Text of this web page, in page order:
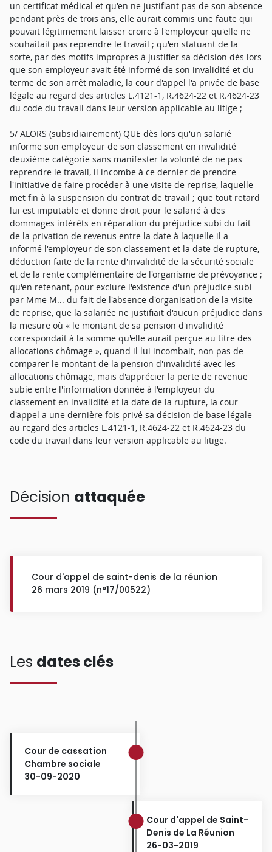
un certificat médical et qu'en ne justifiant pas de son absence
pendant près de trois ans, elle aurait commis une faute qui
pouvait légitimement laisser croire à l'employeur qu'elle ne
souhaitait pas reprendre le travail ; qu'en statuant de la
sorte, par des motifs impropres à justifier sa décision dès lors
que son employeur avait été informé de son invalidité et du
terme de son arrêt maladie, la cour d'appel l'a privée de base
légale au regard des articles L.4121-1, R.4624-22 et R.4624-23
du code du travail dans leur version applicable au litige ;
5/ ALORS (subsidiairement) QUE dès lors qu'un salarié
informe son employeur de son classement en invalidité
deuxième catégorie sans manifester la volonté de ne pas
reprendre le travail, il incombe à ce dernier de prendre
l'initiative de faire procéder à une visite de reprise, laquelle
met fin à la suspension du contrat de travail ; que tout retard
lui est imputable et donne droit pour le salarié à des
dommages intérêts en réparation du préjudice subi du fait
de la privation de revenus entre la date à laquelle il a
informé l'employeur de son classement et la date de rupture,
déduction faite de la rente d'invalidité de la sécurité sociale
et de la rente complémentaire de l'organisme de prévoyance ;
qu'en retenant, pour exclure l'existence d'un préjudice subi
par Mme M... du fait de l'absence d'organisation de la visite
de reprise, que la salariée ne justifiait d'aucun préjudice dans
la mesure où « le montant de sa pension d'invalidité
correspondait à la somme qu'elle aurait perçue au titre des
allocations chômage », quand il lui incombait, non pas de
comparer le montant de la pension d'invalidité avec les
allocations chômage, mais d'apprécier la perte de revenue
subie entre l'information donnée à l'employeur du
classement en invalidité et la date de la rupture, la cour
d'appel a une dernière fois privé sa décision de base légale
au regard des articles L.4121-1, R.4624-22 et R.4624-23 du
code du travail dans leur version applicable au litige.
Décision attaquée
Cour d'appel de saint-denis de la réunion
26 mars 2019 (n°17/00522)
Les dates clés
Cour de cassation
Chambre sociale
30-09-2020
Cour d'appel de Saint-
Denis de La Réunion
26-03-2019